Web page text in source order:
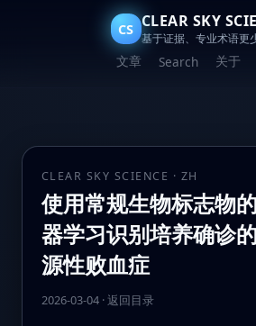
CS CLEAR SKY
基于证据、专业术语更
文章 Search 关于
CLEAR SKY SCIENCE · ZH
使用常规生物标志物
器学习识别培养确诊
源性败血症
2026-03-04· 返回目录